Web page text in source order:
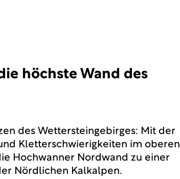
höchste Wand des
des Wettersteingebirges: Mit der
Kletterschwierigkeiten im oberen
Hochwanner Nordwand zu einer
Nördlichen Kalkalpen.